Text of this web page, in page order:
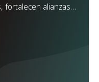
fortalecen alianzas y